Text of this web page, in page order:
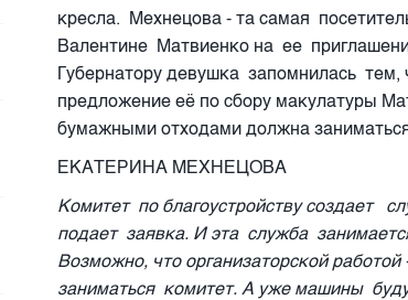
кресла. Мехнецова - та самая
Валентине Матвиенко на ее
Губернатору девушка запомнилась
предложение её по сбору макулатуры
бумажными отходами должна
ЕКАТЕРИНА МЕХНЕЦОВА
Комитет по благоустройству создает
подает заявка. И эта служба
Возможно, что организаторской
заниматься комитет. А уже машины